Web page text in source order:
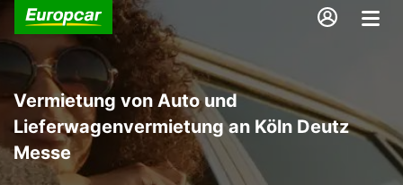
Vermietung von Auto und
Lieferwagenvermietung an Köln Deutz
Messe